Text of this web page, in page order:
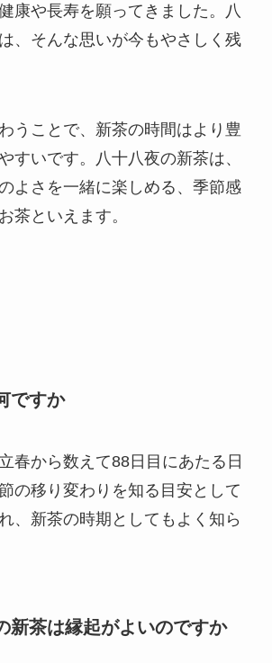
康や長寿を願ってきました。八
、そんな思いが今もやさしく残
うことで、新茶の時間はより豊
すいです。八十八夜の新茶は、
よさを一緒に楽しめる、季節感
茶といえます。
ですか
春から数えて88日目にあたる日
の移り変わりを知る目安として
、新茶の時期としてもよく知ら
新茶は縁起がよいのですか